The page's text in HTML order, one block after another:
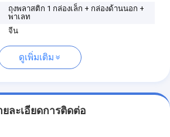
ถุงพลาสติก 1 กล่องเล็ก + กล่องด้านนอก +
พาเลท
จีน
ดูเพิ่มเติม
ยละเอียดการติดต่อ